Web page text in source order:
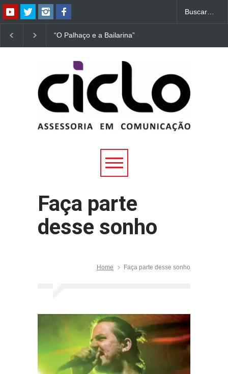
“O Palhaço e a Bailarina”
estreia hoje (1º) em
Uberlândia
Uberlândia
Faça parte
desse sonho
Home Faça parte desse sonho